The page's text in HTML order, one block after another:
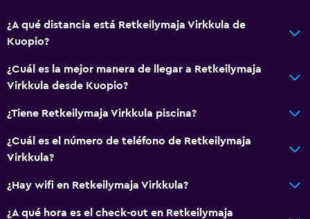
¿A qué distancia está Retkeilymaja Virkkula de
Kuopio?
¿Cuál es la mejor manera de llegar a Retkeilymaja
Virkkula desde Kuopio?
¿Tiene Retkeilymaja Virkkula piscina?
¿Cuál es el número de teléfono de Retkeilymaja
Virkkula?
¿Hay wifi en Retkeilymaja Virkkula?
¿A qué hora es el check-out en Retkeilymaja